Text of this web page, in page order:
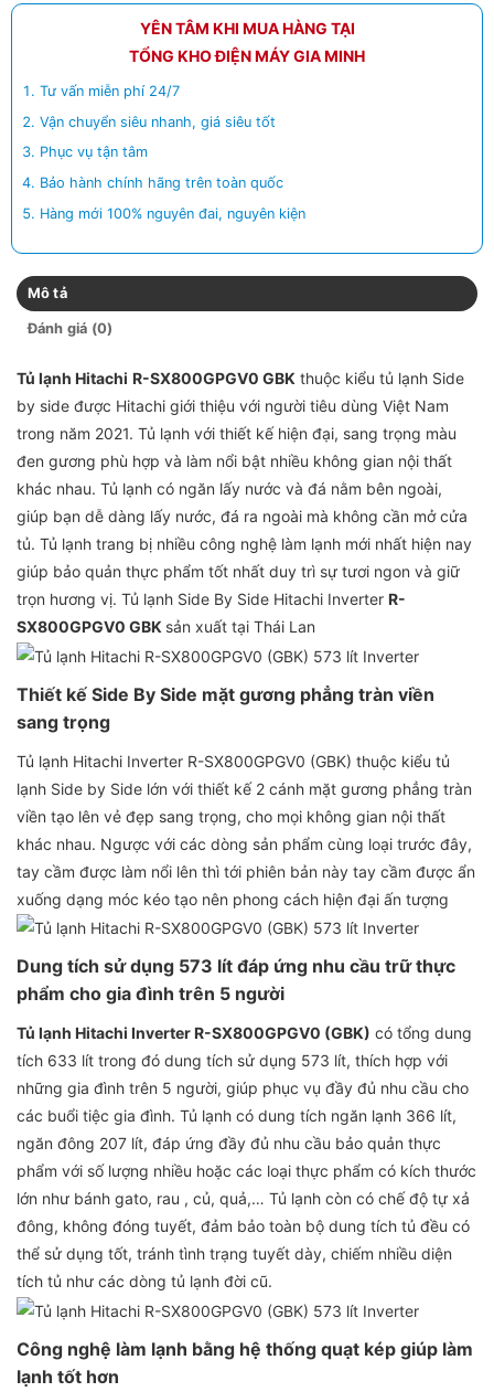
YÊN TÂM KHI MUA HÀNG TẠI
TỔNG KHO ĐIỆN MÁY GIA MINH
Tư vấn miễn phí 24/7
Vận chuyển siêu nhanh, giá siêu tốt
Phục vụ tận tâm
Bảo hành chính hãng trên toàn quốc
Hàng mới 100% nguyên đai, nguyên kiện
Mô tả
Đánh giá (0)
Tủ lạnh Hitachi R-SX800GPGV0 GBK thuộc kiểu tủ lạnh Side
by side được Hitachi giới thiệu với người tiêu dùng Việt Nam
trong năm 2021. Tủ lạnh với thiết kế hiện đại, sang trọng màu
đen gương phù hợp và làm nổi bật nhiều không gian nội thất
khác nhau. Tủ lạnh có ngăn lấy nước và đá nằm bên ngoài,
giúp bạn dễ dàng lấy nước, đá ra ngoài mà không cần mở cửa
tủ. Tủ lạnh trang bị nhiều công nghệ làm lạnh mới nhất hiện nay
giúp bảo quản thực phẩm tốt nhất duy trì sự tươi ngon và giữ
trọn hương vị. Tủ lạnh Side By Side Hitachi Inverter R-
SX800GPGV0 GBK sản xuất tại Thái Lan
Thiết kế Side By Side mặt gương phẳng tràn viền
sang trọng
Tủ lạnh Hitachi Inverter R-SX800GPGV0 (GBK) thuộc kiểu tủ
lạnh Side by Side lớn với thiết kế 2 cánh mặt gương phẳng tràn
viền tạo lên vẻ đẹp sang trọng, cho mọi không gian nội thất
khác nhau. Ngược với các dòng sản phẩm cùng loại trước đây,
tay cầm được làm nổi lên thì tới phiên bản này tay cầm được ẩn
xuống dạng móc kéo tạo nên phong cách hiện đại ấn tượng
Dung tích sử dụng 573 lít đáp ứng nhu cầu trữ thực
phẩm cho gia đình trên 5 người
Tủ lạnh Hitachi Inverter R-SX800GPGV0 (GBK) có tổng dung
tích 633 lít trong đó dung tích sử dụng 573 lít, thích hợp với
những gia đình trên 5 người, giúp phục vụ đầy đủ nhu cầu cho
các buổi tiệc gia đình. Tủ lạnh có dung tích ngăn lạnh 366 lít,
ngăn đông 207 lít, đáp ứng đầy đủ nhu cầu bảo quản thực
phẩm với số lượng nhiều hoặc các loại thực phẩm có kích thước
lớn như bánh gato, rau , củ, quả,… Tủ lạnh còn có chế độ tự xả
đông, không đóng tuyết, đảm bảo toàn bộ dung tích tủ đều có
thể sử dụng tốt, tránh tình trạng tuyết dày, chiếm nhiều diện
tích tủ như các dòng tủ lạnh đời cũ.
Công nghệ làm lạnh bằng hệ thống quạt kép giúp làm
lạnh tốt hơn